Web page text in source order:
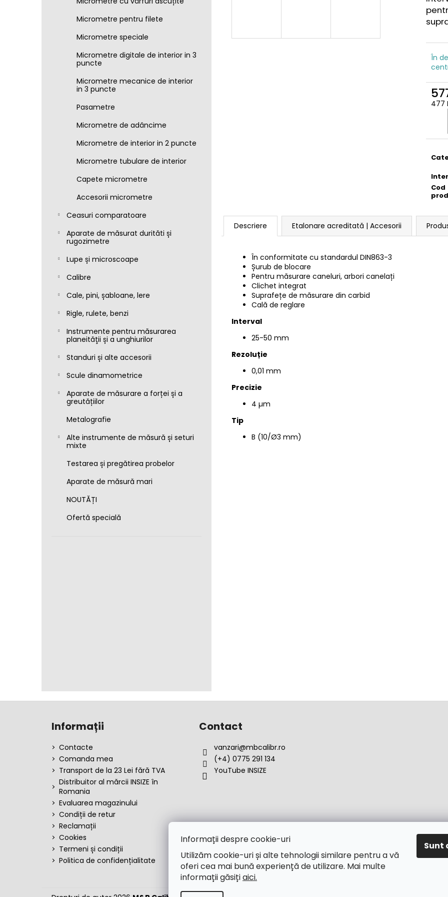
Informații despre cookie-uri
Utilizăm cookie-uri și alte tehnologii similare pentru a vă
oferi cea mai bună experiență de utilizare. Mai multe
informații găsițiaici.
Sunt
Micrometre pentru filete
Micrometre speciale
Micrometre digitale de interior in 3
puncte
Micrometre mecanice de interior
in 3 puncte
Pasametre
Micrometre de adâncime
Micrometre de interior in 2 puncte
Micrometre tubulare de interior
Capete micrometre
Accesorii micrometre
Ceasuri comparatoare
Aparate de măsurat durităti și
rugozimetre
Lupe și microscoape
Calibre
Cale, pini, șabloane, lere
Rigle, rulete, benzi
Instrumente pentru măsurarea
planeităţii și a unghiurilor
Standuri și alte accesorii
Scule dinamometrice
Aparate de măsurare a forței și a
greutățiilor
Metalografie
Alte instrumente de măsură și seturi
mixte
Testarea și pregătirea probelor
Aparate de măsură mari
NOUTĂȚI
Ofertă specială
În
477
Cod
Descriere Etalonare acreditată | Accesorii
În conformitate cu standardul DIN863-3
Șurub de blocare
Pentru măsurare caneluri, arbori canelați
Clichet integrat
Suprafețe de măsurare din carbid
Cală de reglare
Interval
25-50 mm
Rezoluție
0,01 mm
Precizie
4 µm
Tip
B (10/Ø3 mm)
Informații
Contacte
Comanda mea
Transport de la 23 Lei fără TVA
Distribuitor al mărcii INSIZE în
Romania
Evaluarea magazinului
Condiții de retur
Reclamații
Cookies
Termeni și condiții
Politica de confidențialitate
Contact
vanzari@mbcalibr.ro
(+4) 0775 291 134
YouTube INSIZE